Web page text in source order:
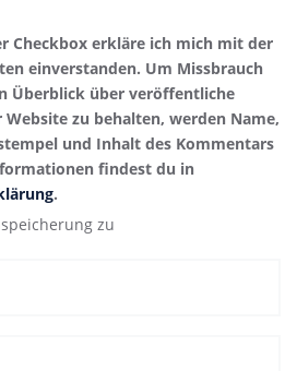
Checkbox erkläre ich mich mit der
einverstanden. Um Missbrauch
Überblick über veröffentliche
zu behalten, werden Name,
und Inhalt des Kommentars
findest du in
.
zu